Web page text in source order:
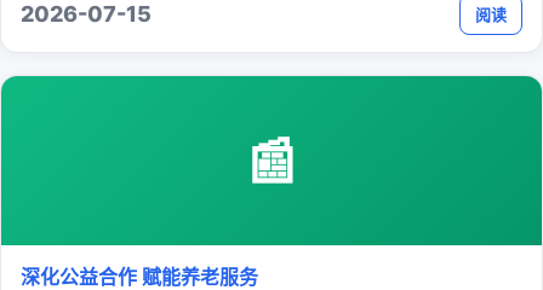
2026-07-15 阅读
📰
深化公益合作 赋能养老服务